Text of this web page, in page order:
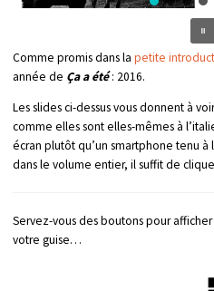
Comme promis dans la petite
année de Ça a été: 2016.
Les slides ci-dessus vous donnent à
comme elles sont elles-mêmes à
écran plutôt qu’un smartphone tenu
dans le volume entier, il suffit de
Servez-vous des boutons pour
votre guise…